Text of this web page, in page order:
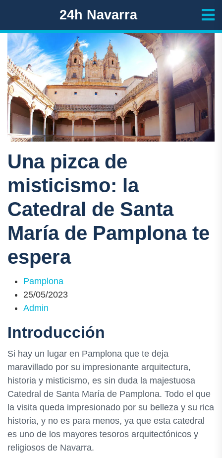
24h Navarra
Una pizca de
misticismo: la
Catedral de Santa
María de Pamplona te
espera
Pamplona
25/05/2023
Admin
Introducción
Si hay un lugar en Pamplona que te deja
maravillado por su impresionante arquitectura,
historia y misticismo, es sin duda la majestuosa
Catedral de Santa María de Pamplona. Todo el que
la visita queda impresionado por su belleza y su rica
historia, y no es para menos, ya que esta catedral
es uno de los mayores tesoros arquitectónicos y
religiosos de Navarra.